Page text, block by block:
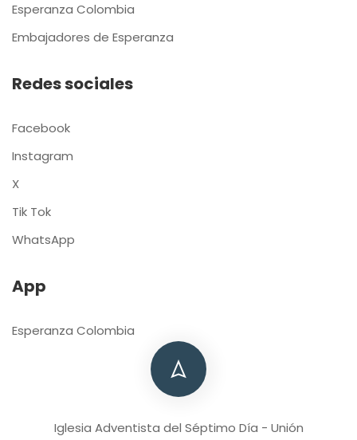
Esperanza Colombia
Embajadores de Esperanza
Redes sociales
Facebook
Instagram
X
Tik Tok
WhatsApp
App
Esperanza Colombia
Iglesia Adventista del Séptimo Día - Unión